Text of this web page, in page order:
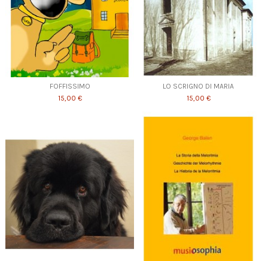
FOFFISSIMO
15,00 €
LO SCRIGNO DI MARIA
15,00 €